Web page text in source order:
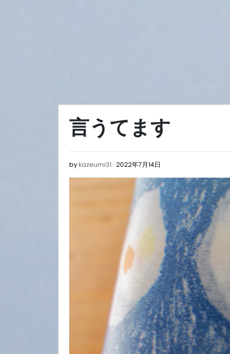
言うてます
bykazeumi31 2022年7月14日
7
月
14
日